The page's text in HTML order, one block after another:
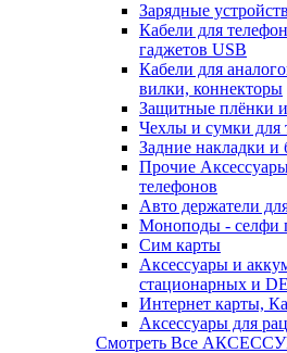
Зарядные
Кабели для
гаджетов USB
Кабели для
вилки, коннекторы
Защитные плёнки и
Чехлы и сумки для
Задние накладки и
Прочие
телефонов
Авто держатели
Моноподы - селфи
Сим карты
Аксессуары и
стационарных и
Интернет карты,
Аксессуары для
Смотреть Все